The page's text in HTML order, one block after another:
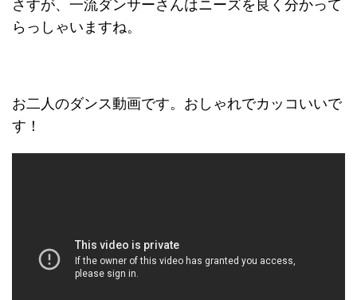
さすが、一流ダンサーさんはニーズを良く分かって
らっしゃいますね。
お二人のダンス動画です。おしゃれでカッコいいで
す！